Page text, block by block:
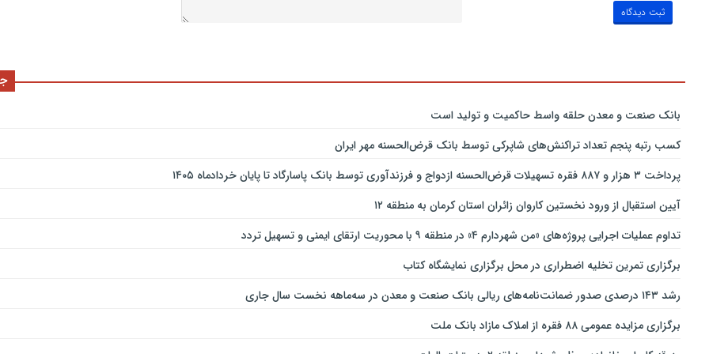
بانك صنعت و معدن حلقه واسط حاكمیت و تولید است
کسب رتبه پنجم تعداد تراکنش‌های شاپرکی توسط بانک قرض‌الحسنه مهر ایران
پرداخت ۳ هزار و ۸۸۷ فقره تسهیلات قرض‌الحسنه ازدواج و فرزندآوری توسط بانک پاسارگاد تا پایان خردادماه ۱۴۰۵
آیین استقبال از ورود نخستین کاروان زائران استان کرمان به منطقه ۱۲
تداوم عملیات اجرایی پروژه‌های «من شهردارم ۴» در منطقه ۹ با محوریت ارتقای ایمنی و تسهیل تردد
برگزاری تمرین تخلیه اضطراری در محل برگزاری نمایشگاه کتاب
رشد ۱۴۳ درصدی صدور ضمانت‌نامه‌های ریالی بانک صنعت و معدن در سه‌ماهه نخست سال جاری
برگزاری مزایده عمومی ۸۸ فقره از املاک مازاد بانک ملت